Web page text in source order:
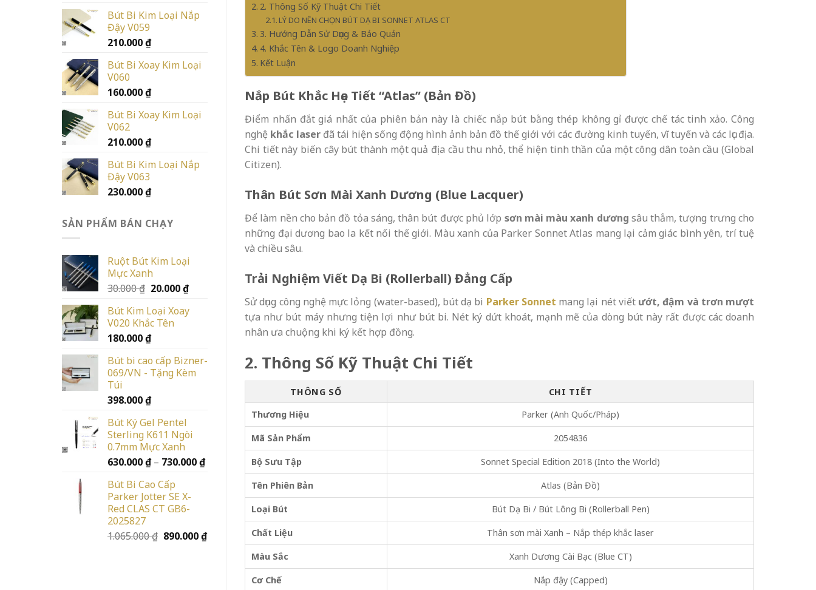
Bút Bi Kim Loại Nắp
Đậy V059
210.000₫
Bút Bi Xoay Kim Loại
V060
160.000₫
Bút Bi Xoay Kim Loại
V062
210.000₫
Bút Bi Kim Loại Nắp
Đậy V063
230.000₫
SẢN PHẨM BÁN CHẠY
Ruột Bút Kim Loại
Mực Xanh
30.000₫ Giá
là:
30.000 ₫.
20.000₫Giá
tại
Bút Kim Loại Xoay
V020 Khắc Tên
180.000₫
Bút bi cao cấp Bizner-
069/VN - Tặng Kèm
Túi
398.000₫
Bút Ký Gel Pentel
Sterling K611 Ngòi
0.7mm Mực Xanh
630.000₫ – 730.000₫Khoảng
630.000 ₫
730.000 ₫
Bút Bi Cao Cấp
Parker Jotter SE X-
Red CLAS CT GB6-
2025827
1.065.000₫ Giá
890.000₫Giá
2. Thông Số Kỹ Thuật Chi Tiết
LÝ DO NÊN CHỌN BÚT DẠ BI SONNET ATLAS CT
3. Hướng Dẫn Sử Dụng & Bảo Quản
4. Khắc Tên & Logo Doanh Nghiệp
Kết Luận
Nắp Bút Khắc Họa Tiết “Atlas” (Bản Đồ)
Điểm nhấn đắt giá nhất của phiên bản này là chiếc nắp bút bằng thép không gỉ được chế tác tinh xảo. Công
nghệ khắc laser đã tái hiện sống động hình ảnh bản đồ thế giới với các đường kinh tuyến, vĩ tuyến và các lục địa.
Chi tiết này biến cây bút thành một quả địa cầu thu nhỏ, thể hiện tinh thần của một công dân toàn cầu (Global
Citizen).
Thân Bút Sơn Mài Xanh Dương (Blue Lacquer)
Để làm nền cho bản đồ tỏa sáng, thân bút được phủ lớp sơn mài màu xanh dương sâu thẳm, tượng trưng cho
những đại dương bao la kết nối thế giới. Màu xanh của Parker Sonnet Atlas mang lại cảm giác bình yên, trí tuệ
và chiều sâu.
Trải Nghiệm Viết Dạ Bi (Rollerball) Đẳng Cấp
Sử dụng công nghệ mực lỏng (water-based), bút dạ bi Parker Sonnet mang lại nét viết ướt, đậm và trơn mượt
tựa như bút máy nhưng tiện lợi như bút bi. Nét ký dứt khoát, mạnh mẽ của dòng bút này rất được các doanh
nhân ưa chuộng khi ký kết hợp đồng.
2. Thông Số Kỹ Thuật Chi Tiết
THÔNG SỐ
CHI TIẾT
Thương Hiệu
Parker (Anh Quốc/Pháp)
Mã Sản Phẩm 2054836
Bộ Sưu Tập Sonnet Special Edition 2018 (Into the World)
Tên Phiên Bản Atlas (Bản Đồ)
Loại Bút Bút Dạ Bi / Bút Lông Bi (Rollerball Pen)
Chất Liệu Thân sơn mài Xanh – Nắp thép khắc laser
Màu Sắc Xanh Dương Cài Bạc (Blue CT)
Cơ Chế Nắp đậy (Capped)